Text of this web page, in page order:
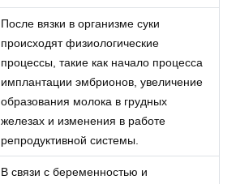
После вязки в организме суки
происходят физиологические
процессы, такие как начало процесса
имплантации эмбрионов, увеличение
образования молока в грудных
железах и изменения в работе
репродуктивной системы.
В связи с беременностью и